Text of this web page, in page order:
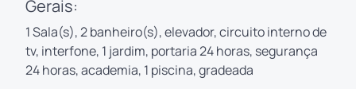
Gerais:
1 Sala(s), 2 banheiro(s), elevador, circuito interno de
tv, interfone, 1 jardim, portaria 24 horas, segurança
24 horas, academia, 1 piscina, gradeada